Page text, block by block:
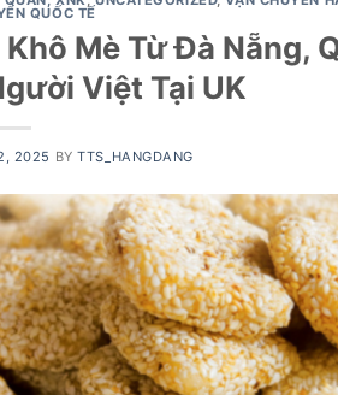
QUỐC TẾ
Mè Từ Đà Nẵng,
Việt Tại UK
2025 BYTTS_HANGDANG